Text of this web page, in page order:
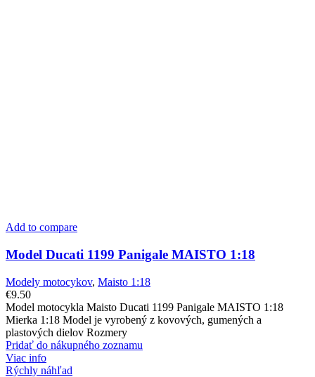
Add to compare
Model Ducati 1199 Panigale MAISTO 1:18
Modely motocykov, Maisto 1:18
€9.50
Model motocykla Maisto Ducati 1199 Panigale MAISTO 1:18
Mierka 1:18 Model je vyrobený z kovových, gumených a
plastových dielov Rozmery
Pridať do nákupného zoznamu
Viac info
Rýchly náhľad